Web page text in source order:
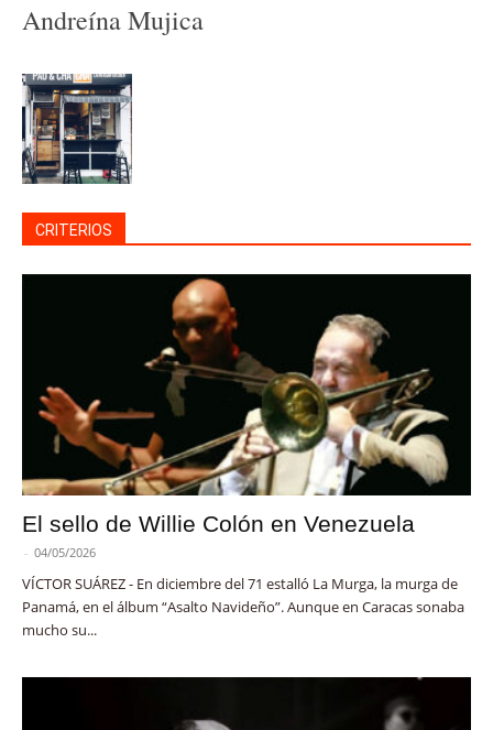
Andreína Mujica
CRITERIOS
El sello de Willie Colón en Venezuela
- 04/05/2026
VÍCTOR SUÁREZ - En diciembre del 71 estalló La Murga, la murga de
Panamá, en el álbum “Asalto Navideño”. Aunque en Caracas sonaba
mucho su...